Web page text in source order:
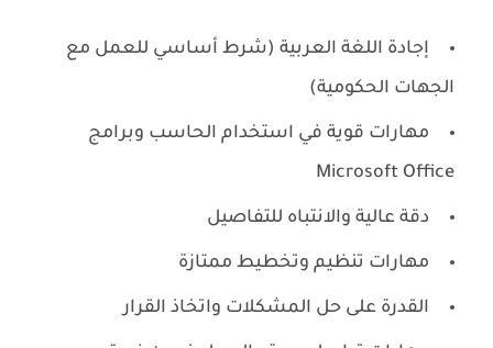
إجادة اللغة العربية (شرط أساسي للعمل مع
الجهات الحكومية)
مهارات قوية في استخدام الحاسب وبرامج
Microsoft Office
دقة عالية والانتباه للتفاصيل
مهارات تنظيم وتخطيط ممتازة
القدرة على حل المشكلات واتخاذ القرار